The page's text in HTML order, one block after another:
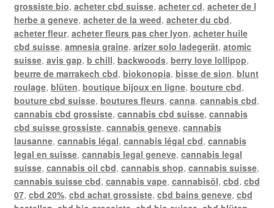
grossiste bio, acheter cbd suisse, acheter cd, acheter de l
herbe a geneve, acheter de la weed, acheter du cbd,
acheter fleur, acheter fleurs pas cher lyon, acheter huile
cbd suisse, amnesia graine, arizer solo ladegerät, atomic
suisse, avis gap, b chill, backwoods, berry love lollipop,
beurre de marrakech cbd, biokonopia, bisse de sion, blunt
roulage, blüten, boutique bijoux en ligne, bouture cbd,
bouture cbd suisse, boutures fleurs, canna, cannabis cbd,
cannabis cbd grossiste, cannabis cbd suisse, cannabis
cbd suisse grossiste, cannabis geneve, cannabis
lausanne, cannabis légal, cannabis légal cbd, cannabis
legal en suisse, cannabis legal geneve, cannabis legal
suisse, cannabis oil cbd, cannabis shop, cannabis suisse,
cannabis suisse cbd, cannabis vape, cannabisöl, cbd, cbd
07, cbd 20%, cbd achat grossiste, cbd bains geneve, cbd